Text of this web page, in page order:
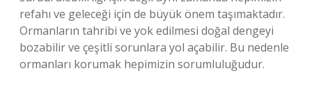
refahı ve geleceği için de büyük önem taşımaktadır.
Ormanların tahribi ve yok edilmesi doğal dengeyi
bozabilir ve çeşitli sorunlara yol açabilir. Bu nedenle
ormanları korumak hepimizin sorumluluğudur.